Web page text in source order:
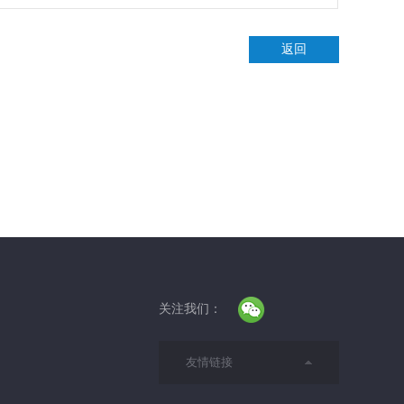
返回
关注我们：
友情链接